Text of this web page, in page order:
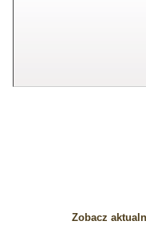
Zobacz